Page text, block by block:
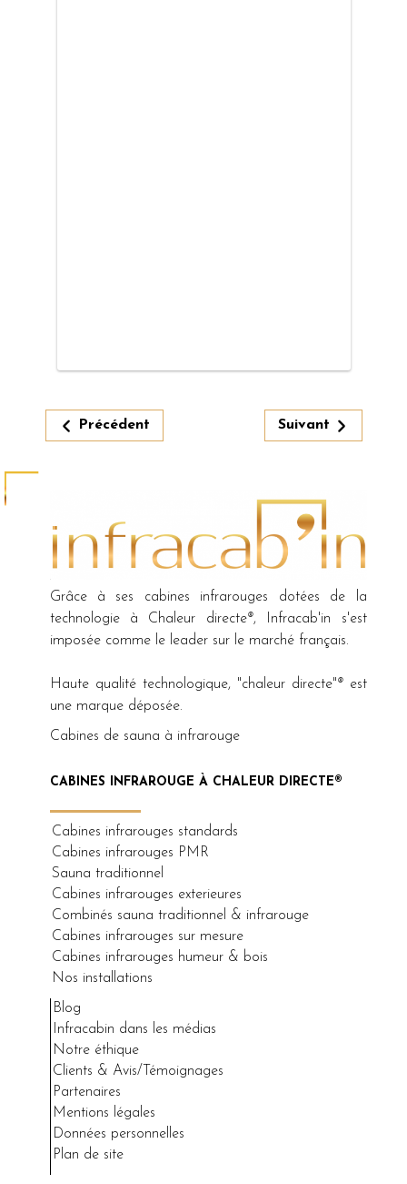
Précédent Suivant
Grâce à ses cabines infrarouges dotées de la
technologie à Chaleur directe®, Infracab'in s'est
imposée comme le leader sur le marché français.
Haute qualité technologique, "chaleur directe"®est
une marque déposée.
Cabines de sauna à infrarouge
CABINES INFRAROUGE À CHALEUR DIRECTE®
Cabines infrarouges standards
Cabines infrarouges PMR
Sauna traditionnel
Cabines infrarouges exterieures
Combinés sauna traditionnel & infrarouge
Cabines infrarouges sur mesure
Cabines infrarouges humeur & bois
Nos installations
Blog
Infracabin dans les médias
Notre éthique
Clients & Avis/Témoignages
Partenaires
Mentions légales
Données personnelles
Plan de site